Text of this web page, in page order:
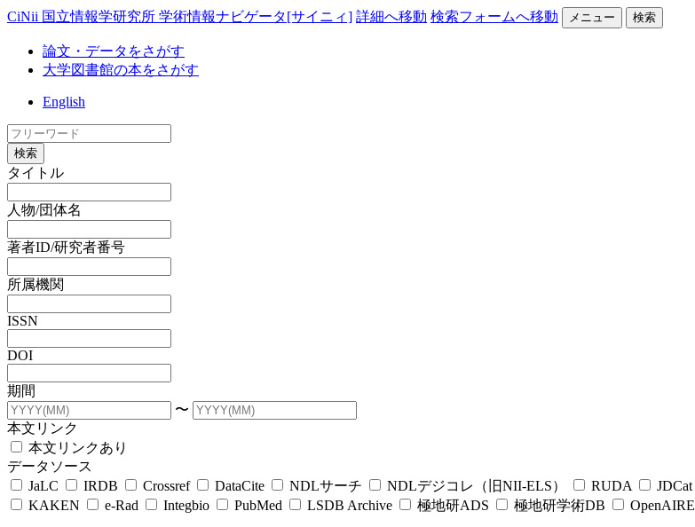
CiNii 国立情報学研究所 学術情報ナビゲータ[サイニィ] 詳細へ移動 検索フォームへ移動 メニュー 検索
論文・データをさがす
大学図書館の本をさがす
English
検索
タイトル
人物/団体名
著者ID/研究者番号
所属機関
ISSN
DOI
期間
〜
本文リンク
本文リンクあり
データソース
JaLC
IRDB Crossref DataCite NDLサーチ NDLデジコレ（旧NII-ELS） RUDA JDCat
KAKEN
e-Rad Integbio PubMed LSDB Archive 極地研ADS 極地研学術DB OpenAIRE